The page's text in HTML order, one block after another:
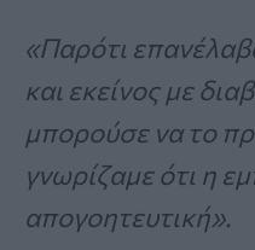
«Παρότι
και εκείνος με
μπορούσε να το
γνωρίζαμε ότι η
απογοητευτική».